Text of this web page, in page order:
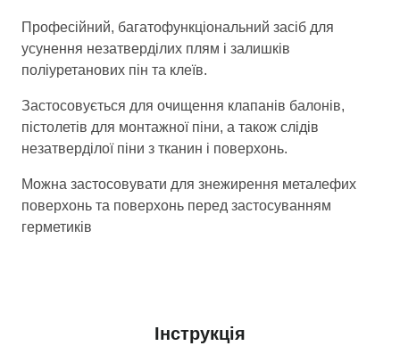
Професійний, багатофункціональний засіб для
усунення незатверділих плям і залишків
поліуретанових пін та клеїв.
Застосовується для очищення клапанів балонів,
пістолетів для монтажної піни, а також слідів
незатверділої піни з тканин і поверхонь.
Можна застосовувати для знежирення металефих
поверхонь та поверхонь перед застосуванням
герметиків
Інструкція